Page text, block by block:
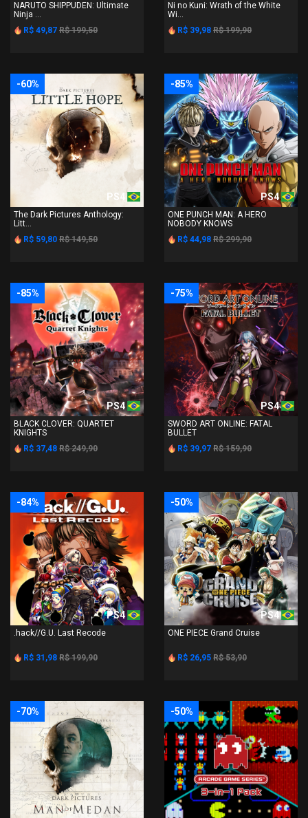
NARUTO SHIPPUDEN: Ultimate
Ninja ...
R$ 49,87 R$ 199,50
Ni no Kuni: Wrath of the White
Wi...
R$ 39,98 R$ 199,90
-60%
PS4
The Dark Pictures Anthology:
Litt...
R$ 59,80 R$ 149,50
-85%
PS4
ONE PUNCH MAN: A HERO
NOBODY KNOWS
R$ 44,98 R$ 299,90
-85%
PS4
BLACK CLOVER: QUARTET
KNIGHTS
R$ 37,48 R$ 249,90
-75%
PS4
SWORD ART ONLINE: FATAL
BULLET
R$ 39,97 R$ 159,90
-84%
PS4
.hack//G.U. Last Recode
R$ 31,98 R$ 199,90
-50%
PS4
ONE PIECE Grand Cruise
R$ 26,95 R$ 53,90
-70% -50%